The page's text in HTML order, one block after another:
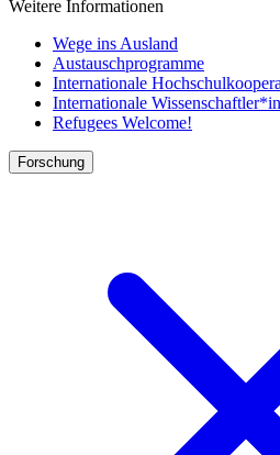
Weitere Informationen
Wege ins Ausland
Austauschprogramme
Internationale
Internationale
Refugees Welcome!
Forschung